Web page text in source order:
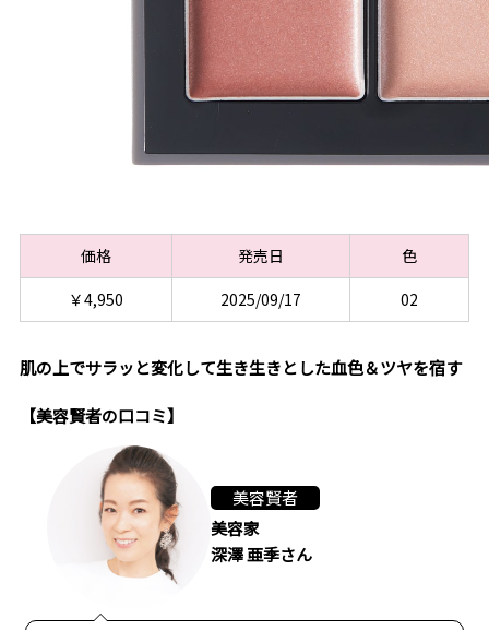
価格 発売日
色
￥4,950
2025/09/17 02
肌の上でサラッと変化して生き生きとした血色＆ツヤを宿す
【美容賢者の口コミ】
美容賢者
美容家
深澤 亜季さん